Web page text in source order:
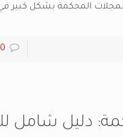
المحكمة بشكل كبير
0
دليل شامل